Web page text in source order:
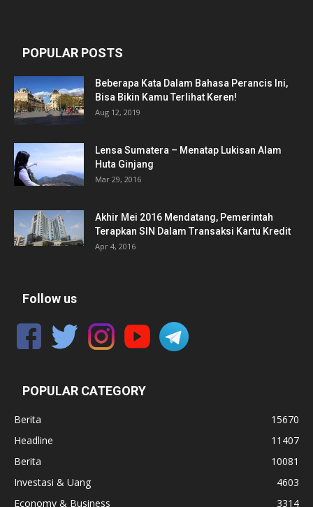
POPULAR POSTS
Beberapa Kata Dalam Bahasa Perancis Ini,
Bisa Bikin Kamu Terlihat Keren!
Aug 12, 2019
Lensa Sumatera – Menatap Lukisan Alam
Huta Ginjang
Mar 29, 2016
Akhir Mei 2016 Mendatang, Pemerintah
Terapkan SIN Dalam Transaksi Kartu Kredit
Apr 4, 2016
Follow us
POPULAR CATEGORY
Berita
15670
Headline
11407
Berita
10081
Investasi & Uang
4603
Economy & Business
3314